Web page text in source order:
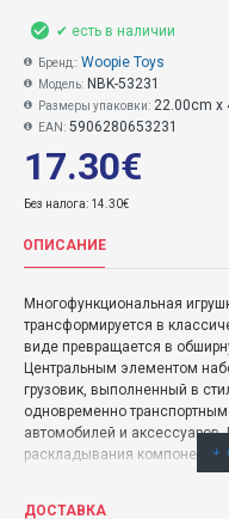
17.30€
Без налога: 14.30€
✔ есть в наличии
Бренд:: Woopie Toys
Модель: NBK-53231
Размеры упаковки: 22.00cm x
EAN: 5906280653231
ОПИСАНИЕ
Многофункциональная
трансформируется в
виде превращается в
Центральным элементом
грузовик, выполненный в
одновременно
автомобилей и аксессуаров.
раскладывания компонентов
и гоночной трассе, где
ДОСТАВКА